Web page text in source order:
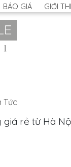
BÁO GIÁ GIỚI
Tức
rẻ từ Hà